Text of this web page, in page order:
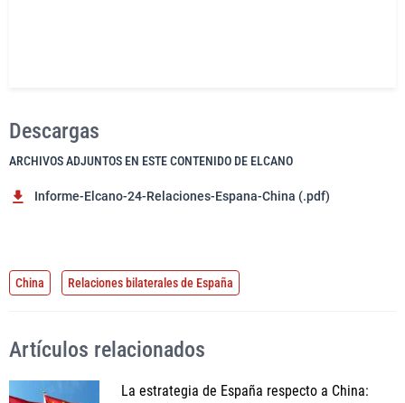
Descargas
ARCHIVOS ADJUNTOS EN ESTE CONTENIDO DE ELCANO
Informe-Elcano-24-Relaciones-Espana-China (.pdf)
China Relaciones bilaterales de España
Artículos relacionados
La estrategia de España respecto a China: